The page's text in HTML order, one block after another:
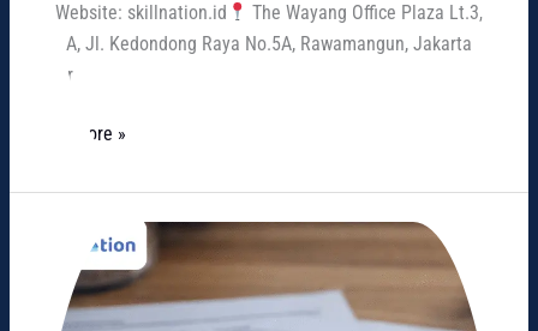
Website: skillnation.id
The Wayang Office Plaza Lt.3,
Kav. A, Jl. Kedondong Raya No.5A, Rawamangun, Jakarta
Timur
Read More »
Penyebab
Lolos